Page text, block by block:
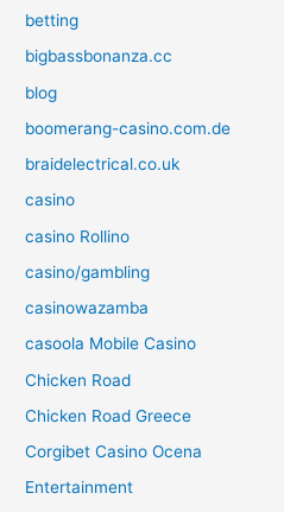
betting
bigbassbonanza.cc
blog
boomerang-casino.com.de
braidelectrical.co.uk
casino
casino Rollino
casino/gambling
casinowazamba
casoola Mobile Casino
Chicken Road
Chicken Road Greece
Corgibet Casino Ocena
Entertainment